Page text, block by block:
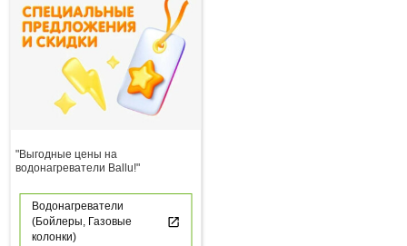
"Выгодные цены на
водонагреватели Ballu!"
Водонагреватели
(Бойлеры, Газовые
колонки)